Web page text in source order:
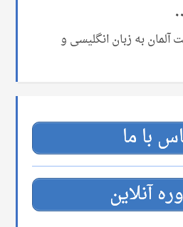
۱۸:۰۰ به وقت آلمان به زبان انگلیسی و
با ما
آنلاین